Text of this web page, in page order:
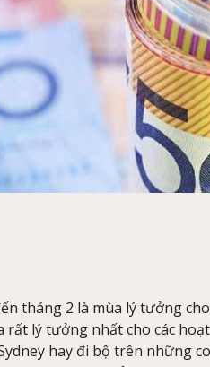
tháng 2 là mùa lý tưởng
rất lý tưởng nhất cho các
hay đi bộ trên những